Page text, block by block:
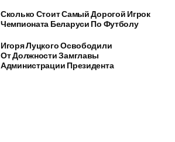
Сколько Стоит Самый Дорогой Игрок
Чемпионата Беларуси По Футболу
Игоря Луцкого Освободили
От Должности Замглавы
Администрации Президента